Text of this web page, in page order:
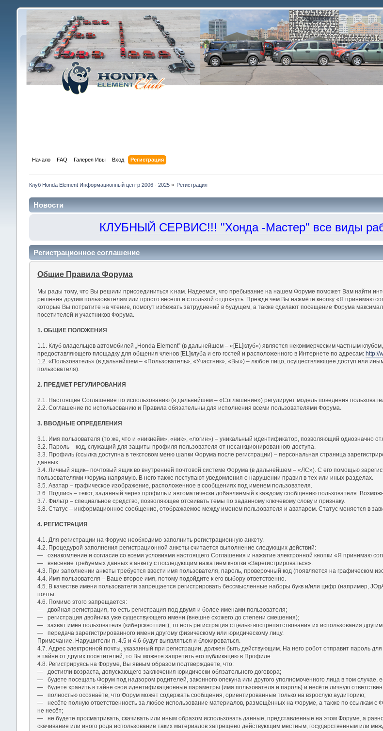
Начало FAQ Галерея Ивы Вход Регистрация
Клуб Honda Element Информационный центр 2006 - 2025» Регистрация
Новости
КЛУБНЫЙ СЕРВИС!!! "Хонда -Мастер" все виды
Регистрационное соглашение
Общие Правила Форума
Мы рады тому, что Вы решили присоединиться к нам. Надеемся, что пребывание на нашем Форуме поможет Вам найти
решения другим пользователям или просто весело и с пользой отдохнуть. Прежде чем Вы нажмёте кнопку «Я принимаю
которые Вы потратите на чтение, помогут избежать затруднений в будущем, а также сделают посещение Форума
посетителей и участников Форума.
1. ОБЩИЕ ПОЛОЖЕНИЯ
1.1. Клуб владельцев автомобилей „Honda Element” (в дальнейшем – «[EL]клуб») является некоммерческим частным
предоставляющего площадку для общения членов [EL]клуба и его гостей и расположенного в Интернете по адресам: http://
1.2. «Пользователь» (в дальнейшем – «Пользователь», «Участник», «Вы») – любое лицо, осуществляющее доступ или
пользователя).
2. ПРЕДМЕТ РЕГУЛИРОВАНИЯ
2.1. Настоящее Соглашение по использованию (в дальнейшем – «Соглашение») регулирует модель поведения
2.2. Соглашение по использованию и Правила обязательны для исполнения всеми пользователями Форума.
3. ВВОДНЫЕ ОПРЕДЕЛЕНИЯ
3.1. Имя пользователя (то же, что и «никнейм», «ник», «логин») – уникальный идентификатор, позволяющий однозначно
3.2. Пароль – код, служащий для защиты профиля пользователя от несанкционированного доступа.
3.3. Профиль (ссылка доступна в текстовом меню шапки Форума после регистрации) – персональная страница
данных.
3.4. Личный ящик– почтовый ящик во внутренней почтовой системе Форума (в дальнейшем – «ЛС»). С его помощью
пользователями Форума напрямую. В него также поступают уведомления о нарушении правил в тех или иных разделах.
3.5. Аватар – графическое изображение, расположенное в сообщениях под именем пользователя.
3.6. Подпись – текст, заданный через профиль и автоматически добавляемый к каждому сообщению пользователя.
3.7. Фильтр – специальное средство, позволяющее отсеивать темы по заданному ключевому слову и признаку.
3.8. Статус – информационное сообщение, отображаемое между именем пользователя и аватаром. Статус меняется в
4. РЕГИСТРАЦИЯ
4.1. Для регистрации на Форуме необходимо заполнить регистрационную анкету.
4.2. Процедурой заполнения регистрационной анкеты считается выполнение следующих действий:
― ознакомление и согласие со всеми условиями настоящего Соглашения и нажатие электронной кнопки «Я принимаю
― внесение требуемых данных в анкету с последующим нажатием кнопки «Зарегистрироваться».
4.3. При заполнении анкеты требуется ввести имя пользователя, пароль, проверочный код (появляется на графическом
4.4. Имя пользователя – Ваше второе имя, потому подойдите к его выбору ответственно.
4.5. В качестве имени пользователя запрещается регистрировать бессмысленные наборы букв и/или цифр (например,
почты.
4.6. Помимо этого запрещается:
― двойная регистрация, то есть регистрация под двумя и более именами пользователя;
― регистрация двойника уже существующего имени (внешне схожего до степени смешения);
― захват имён пользователя (киберсквоттинг), то есть регистрация с целью воспрепятствования их использования
― передача зарегистрированного имени другому физическому или юридическому лицу.
Примечание. Нарушители п. 4.5 и 4.6 будут выявляться и блокироваться.
4.7. Адрес электронной почты, указанный при регистрации, должен быть действующим. На него робот отправит пароль
в тайне от других посетителей, то Вы можете запретить его публикацию в Профиле.
4.8. Регистрируясь на Форуме, Вы явным образом подтверждаете, что:
― достигли возраста, допускающего заключения юридически обязательного договора;
― будете посещать Форум под надзором родителей, законного опекуна или другого уполномоченного лица в том случае,
― будете хранить в тайне свои идентификационные параметры (имя пользователя и пароль) и несёте личную
― полностью осознаёте, что Форум может содержать сообщения, ориентированные только на взрослую аудиторию;
― несёте полную ответственность за любое использование материалов, размещённых на Форуме, а также по ссылкам с
не несёт;
― не будете просматривать, скачивать или иным образом использовать данные, представленные на этом Форуме, а
скачивание или иного рода использование таких материалов запрещено действующим местным, государственным или